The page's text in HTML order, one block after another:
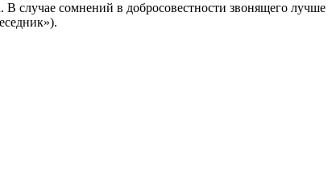
случае сомнений в добросовестности звонящего лучше